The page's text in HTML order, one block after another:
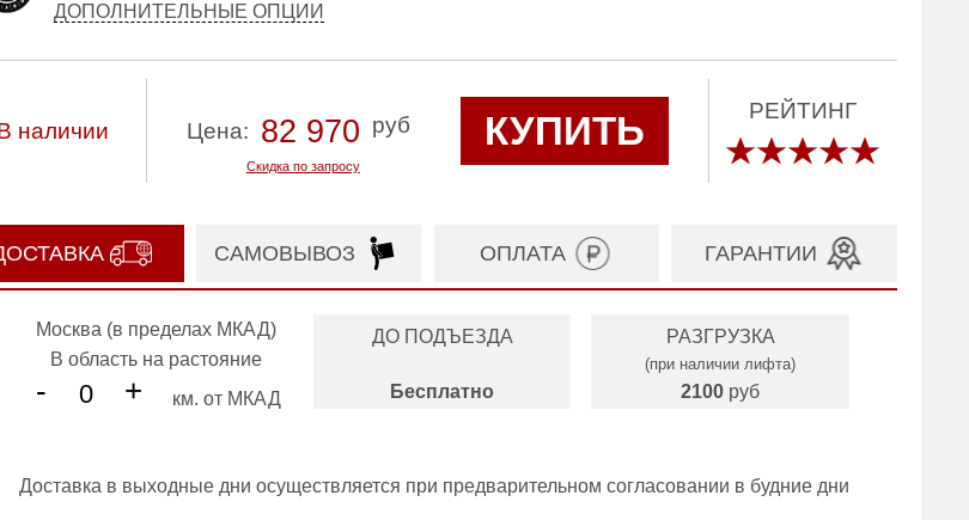
ДОПОЛНИТЕЛЬНЫЕ ОПЦИИ
наличии Цена: 82 970
Скидка по запросу
руб КУПИТЬ РЕЙТИНГ
САМОВЫВОЗ ОПЛАТА ГАРАНТИИ
Москва (в пределах МКАД)
В область на растояние
- + км. от МКАД
ДО ПОДЪЕЗДА
Бесплатно
РАЗГРУЗКА
(при наличии лифта)
2100 руб
Доставка в выходные дни осуществляется при предварительном согласовании в будние дни